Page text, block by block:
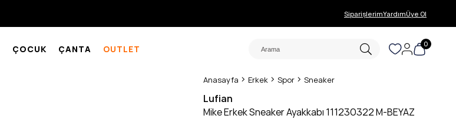
SiparişlerimYardımÜye Ol
ÇOCUK ÇANTA OUTLET 0
Anasayfa Erkek Spor Sneaker
Lufian
Mike Erkek Sneaker Ayakkabı 111230322 M-BEYAZ